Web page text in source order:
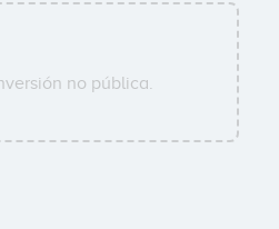
no pública.